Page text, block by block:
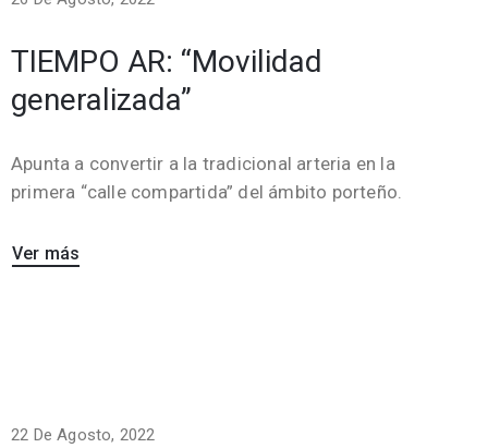
TIEMPO AR: “Movilidad
generalizada”
Apunta a convertir a la tradicional arteria en la
primera “calle compartida” del ámbito porteño.
Ver más
22 De Agosto, 2022